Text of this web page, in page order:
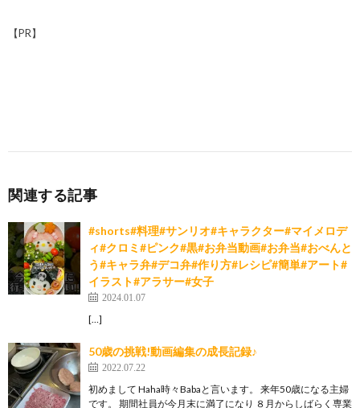
【PR】
関連する記事
#shorts#料理#サンリオ#キャラクター#マイメロデ
ィ#クロミ#ピンク#黒#お弁当動画#お弁当#おべんと
う#キャラ弁#デコ弁#作り方#レシピ#簡単#アート#
イラスト#アラサー#女子
2024.01.07
[…]
50歳の挑戦!動画編集の成長記録♪
2022.07.22
初めまして Haha時々Babaと言います。 来年50歳になる主婦
です。 期間社員が今月末に満了になり ８月からしばらく専業